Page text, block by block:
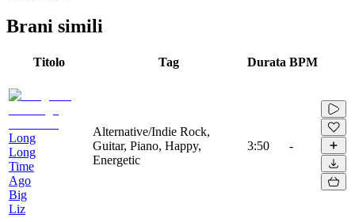
Brani simili
Titolo Tag Durata BPM
Long
Long
Time
Ago
Big
Liz
Alternative/Indie Rock,
Guitar, Piano, Happy,
Energetic
3:50 -